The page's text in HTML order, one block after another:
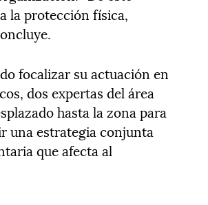
la protección física,
focalizar su actuación en
dos expertas del área
hasta la zona para
una estrategia conjunta
que afecta al